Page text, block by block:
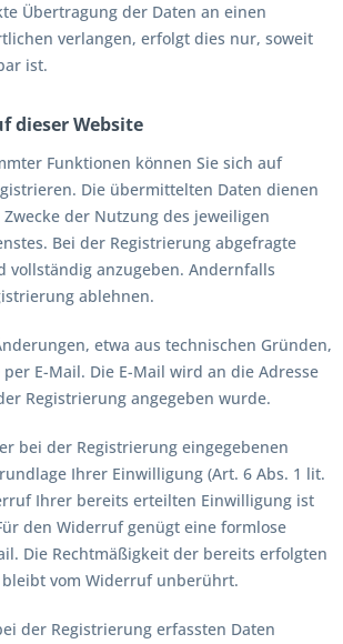
Übertragung der Daten an einen
verlangen, erfolgt dies nur, soweit
ist.
dieser Website
Funktionen können Sie sich auf
Die übermittelten Daten dienen
der Nutzung des jeweiligen
Bei der Registrierung abgefragte
vollständig anzugeben. Andernfalls
ablehnen.
etwa aus technischen Gründen,
E-Mail. Die E-Mail wird an die Adresse
Registrierung angegeben wurde.
bei der Registrierung eingegebenen
Ihrer Einwilligung (Art. 6 Abs. 1 lit.
Ihrer bereits erteilten Einwilligung ist
den Widerruf genügt eine formlose
Die Rechtmäßigkeit der bereits erfolgten
vom Widerruf unberührt.
der Registrierung erfassten Daten